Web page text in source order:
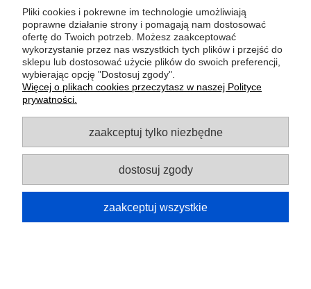
GWARANCJA I ZWROTY
O FIRMIE
Potrzebujesz pomocy? Zapraszamy do
kontaktu!
+48 795 051 585
sklep@szpejownia.com
pokaż pełną wersję strony
Sklep internetowy Shoper.pl
Pliki cookies i pokrewne im technologie umożliwiają
poprawne działanie strony i pomagają nam dostosować
ofertę do Twoich potrzeb. Możesz zaakceptować
wykorzystanie przez nas wszystkich tych plików i przejść do
sklepu lub dostosować użycie plików do swoich preferencji,
wybierając opcję "Dostosuj zgody".
Więcej o plikach cookies przeczytasz w naszej Polityce
prywatności.
zaakceptuj tylko niezbędne
dostosuj zgody
zaakceptuj wszystkie